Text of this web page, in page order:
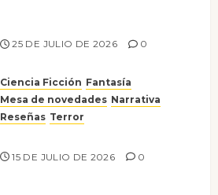
25 DE JULIO DE 2026 0
Ciencia Ficción Fantasía
Mesa de novedades Narrativa
Reseñas Terror
15 DE JULIO DE 2026 0